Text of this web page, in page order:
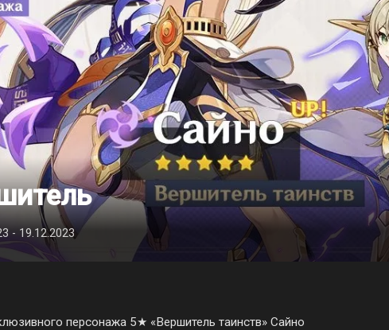
- 19.12.2023
персонажа 5★ «Вершитель таинств» Сайно